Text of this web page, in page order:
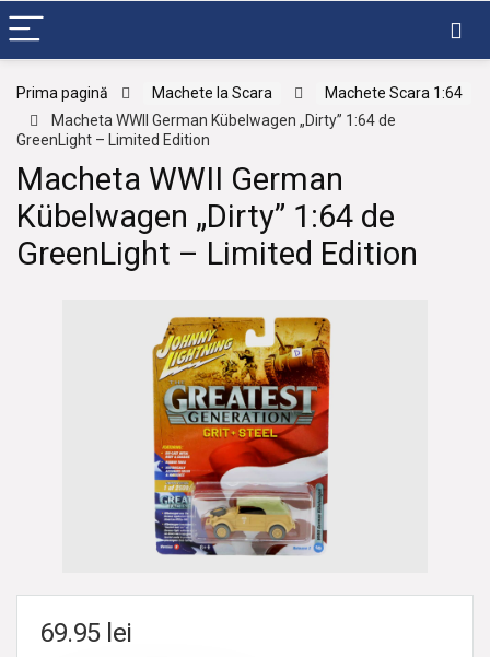
Prima pagină Machete la Scara
Machete Scara 1:64
Macheta WWII German Kübelwagen „Dirty” 1:64 de
GreenLight – Limited Edition
Macheta WWII German
Kübelwagen „Dirty” 1:64 de
GreenLight – Limited Edition
69.95 lei